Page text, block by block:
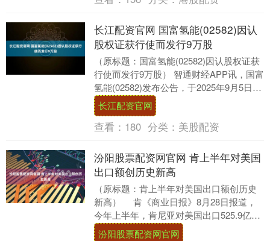
长江配资官网 国富氢能(02582)因认
股权证获行使而发行9万股
（原标题：国富氢能(02582)因认股权证获
行使而发行9万股） 智通财经APP讯，国富
氢能(02582)发布公告，于2025年9月5日因
认股权证获行使而发行9万....
长江配资官网
查看： 180 分类： 美股配资
汾阳股票配资网官网 肯上半年对美国
出口额创历史新高
（原标题：肯上半年对美国出口额创历史
新高） 肯《商业日报》8月28日报道，
今年上半年，肯尼亚对美国出口525.9亿先
令，较上年同期增....
汾阳股票配资网官网